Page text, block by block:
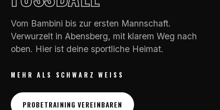
Vom Bambini bis zur ersten Mannschaft.
Verwurzelt in Abensberg, mit klarem Weg nach
oben. Hier ist deine sportliche Heimat.
MEHR ALS SCHWARZ WEISS
PROBETRAINING VEREINBAREN